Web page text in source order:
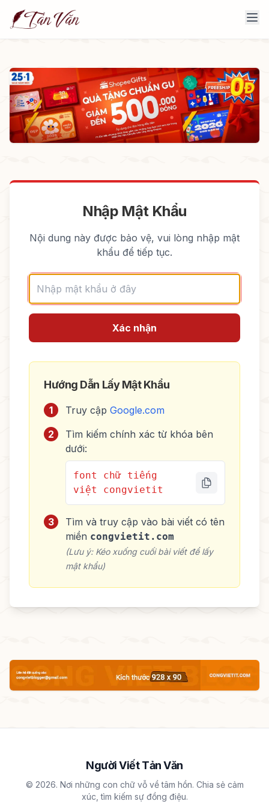
Nhập Mật Khẩu
Nội dung này được bảo vệ, vui lòng nhập mật
khẩu để tiếp tục.
Xác nhận
Hướng Dẫn Lấy Mật Khẩu
1 Truy cập Google.com
2
Tìm kiếm chính xác từ khóa bên
dưới:
font chữ tiếng
việt congvietit
3
Tìm và truy cập vào bài viết có tên
miền congvietit.com
(Lưu ý: Kéo xuống cuối bài viết để lấy
mật khẩu)
Người Viết Tản Văn
© 2026. Nơi những con chữ vỗ về tâm hồn. Chia sẻ cảm
xúc, tìm kiếm sự đồng điệu.